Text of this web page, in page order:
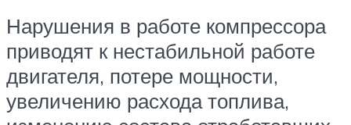
Нарушения в работе компрессора
приводят к нестабильной работе
двигателя, потере мощности,
увеличению расхода топлива,